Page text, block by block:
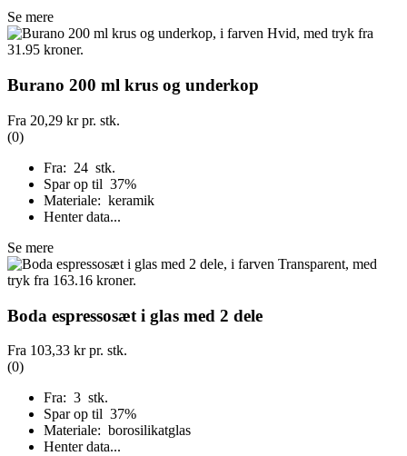
Se mere
Burano 200 ml krus og underkop
Fra 20,29 krpr. stk.
(0)
Fra: 24 stk.
Spar op til 37%
Materiale: keramik
Henter data...
Se mere
Boda espressosæt i glas med 2 dele
Fra 103,33 krpr. stk.
(0)
Fra: 3 stk.
Spar op til 37%
Materiale: borosilikatglas
Henter data...